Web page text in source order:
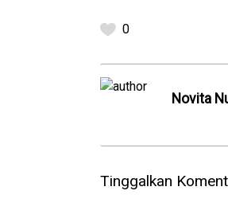
0
Novita
Tinggalkan